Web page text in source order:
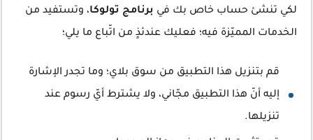
لكي تنشئ حساب خاص بك في برنامج تولوكا، وتستفيد من
الخدمات المميّزة فيه؛ فعليك عندئذٍ من اتّباع ما يلي؛
قم بتنزيل هذا التطبيق من سوق بلاي؛ وما تجدر الإشارة
إليه أنّ هذا التطبيق مجّاني، ولا يشترط أيّ رسوم عند
تنزيلها.